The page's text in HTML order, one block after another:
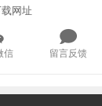
网址
信 留言反馈